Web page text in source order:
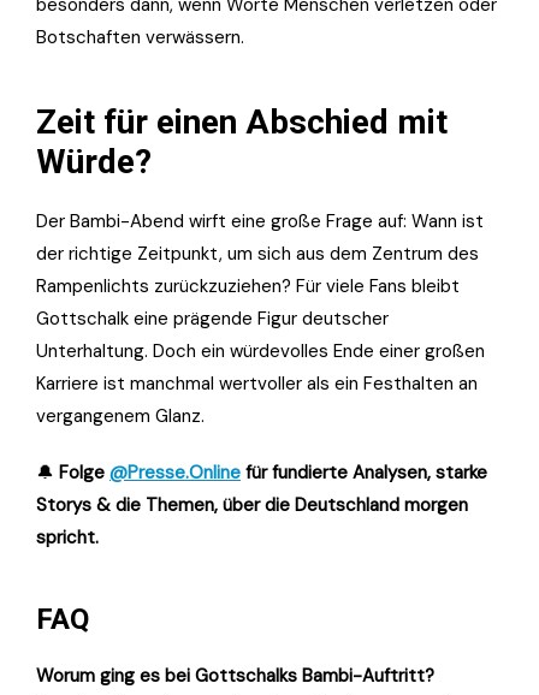
besonders dann, wenn Worte Menschen verletzen oder
Botschaften verwässern.
Zeit für einen Abschied mit
Würde?
Der Bambi-Abend wirft eine große Frage auf: Wann ist
der richtige Zeitpunkt, um sich aus dem Zentrum des
Rampenlichts zurückzuziehen? Für viele Fans bleibt
Gottschalk eine prägende Figur deutscher
Unterhaltung. Doch ein würdevolles Ende einer großen
Karriere ist manchmal wertvoller als ein Festhalten an
vergangenem Glanz.
🔔 Folge @Presse.Online für fundierte Analysen, starke
Storys & die Themen, über die Deutschland morgen
spricht.
FAQ
Worum ging es bei Gottschalks Bambi-Auftritt?